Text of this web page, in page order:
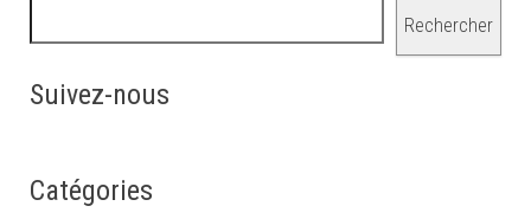
Rechercher
Suivez-nous
Catégories